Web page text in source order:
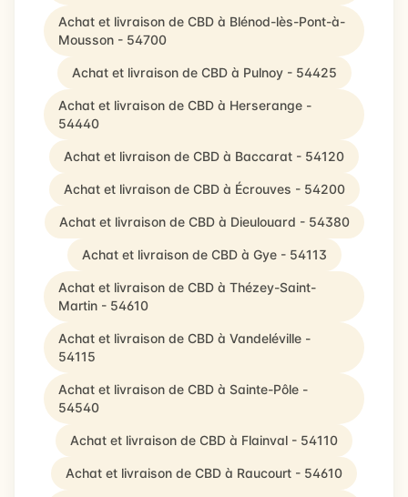
Achat et livraison de CBD à Blénod-lès-Pont-à-
Mousson - 54700
Achat et livraison de CBD à Pulnoy - 54425
Achat et livraison de CBD à Herserange -
54440
Achat et livraison de CBD à Baccarat - 54120
Achat et livraison de CBD à Écrouves - 54200
Achat et livraison de CBD à Dieulouard - 54380
Achat et livraison de CBD à Gye - 54113
Achat et livraison de CBD à Thézey-Saint-
Martin - 54610
Achat et livraison de CBD à Vandeléville -
54115
Achat et livraison de CBD à Sainte-Pôle -
54540
Achat et livraison de CBD à Flainval - 54110
Achat et livraison de CBD à Raucourt - 54610